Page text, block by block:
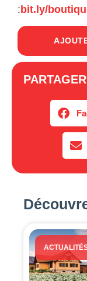
:bit.ly/